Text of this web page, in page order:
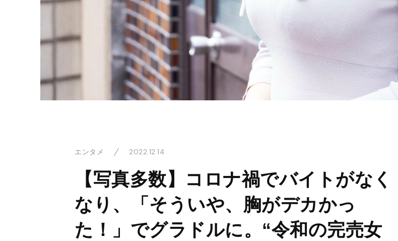
エンタメ 2022.12.14
【写真多数】コロナ禍でバイトがなく
なり、「そういや、胸がデカかっ
た！」でグラドルに。“令和の完売女